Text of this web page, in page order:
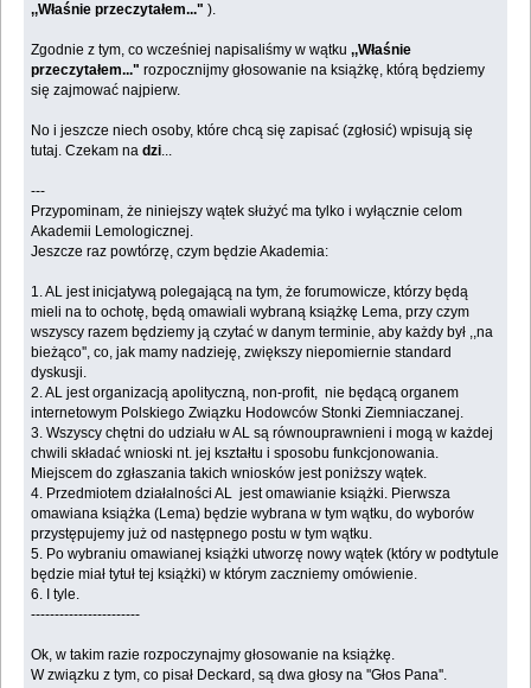
,,Właśnie przeczytałem..." ).
Zgodnie z tym, co wcześniej napisaliśmy w wątku,,Właśnie
przeczytałem..." rozpocznijmy głosowanie na książkę, którą będziemy
się zajmować najpierw.
No i jeszcze niech osoby, które chcą się zapisać (zgłosić) wpisują się
tutaj. Czekam nadzi...
---
Przypominam, że niniejszy wątek służyć ma tylko i wyłącznie celom
Akademii Lemologicznej.
Jeszcze raz powtórzę, czym będzie Akademia:
1. AL jest inicjatywą polegającą na tym, że forumowicze, którzy będą
mieli na to ochotę, będą omawiali wybraną książkę Lema, przy czym
wszyscy razem będziemy ją czytać w danym terminie, aby każdy był ,,na
bieżąco'', co, jak mamy nadzieję, zwiększy niepomiernie standard
dyskusji.
2. AL jest organizacją apolityczną, non-profit, nie będącą organem
internetowym Polskiego Związku Hodowców Stonki Ziemniaczanej.
3. Wszyscy chętni do udziału w AL są równouprawnieni i mogą w każdej
chwili składać wnioski nt. jej kształtu i sposobu funkcjonowania.
Miejscem do zgłaszania takich wniosków jest poniższy wątek.
4. Przedmiotem działalności AL jest omawianie książki. Pierwsza
omawiana książka (Lema) będzie wybrana w tym wątku, do wyborów
przystępujemy już od następnego postu w tym wątku.
5. Po wybraniu omawianej książki utworzę nowy wątek (który w podtytule
będzie miał tytuł tej książki) w którym zaczniemy omówienie.
6. I tyle.
-----------------------
Ok, w takim razie rozpoczynajmy głosowanie na książkę.
W związku z tym, co pisał Deckard, są dwa głosy na ''Głos Pana''.